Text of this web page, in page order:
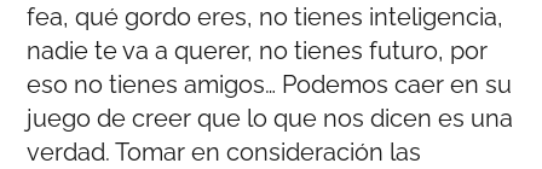
fea, qué gordo eres, no tienes inteligencia,
nadie te va a querer, no tienes futuro, por
eso no tienes amigos… Podemos caer en su
juego de creer que lo que nos dicen es una
verdad. Tomar en consideración las